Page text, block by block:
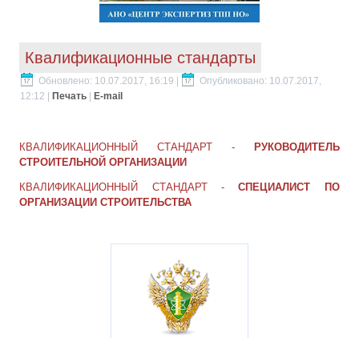
Квалификационные стандарты
Обновлено: 10.07.2017, 16:19
Опубликовано: 10.07.2017,
12:12
Печать E-mail
КВАЛИФИКАЦИОННЫЙ СТАНДАРТ -
РУКОВОДИТЕЛЬ
СТРОИТЕЛЬНОЙ ОРГАНИЗАЦИИ
КВАЛИФИКАЦИОННЫЙ СТАНДАРТ -СПЕЦИАЛИСТ ПО
ОРГАНИЗАЦИИ СТРОИТЕЛЬСТВА